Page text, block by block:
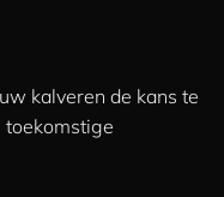
kalveren de kans te
toekomstige